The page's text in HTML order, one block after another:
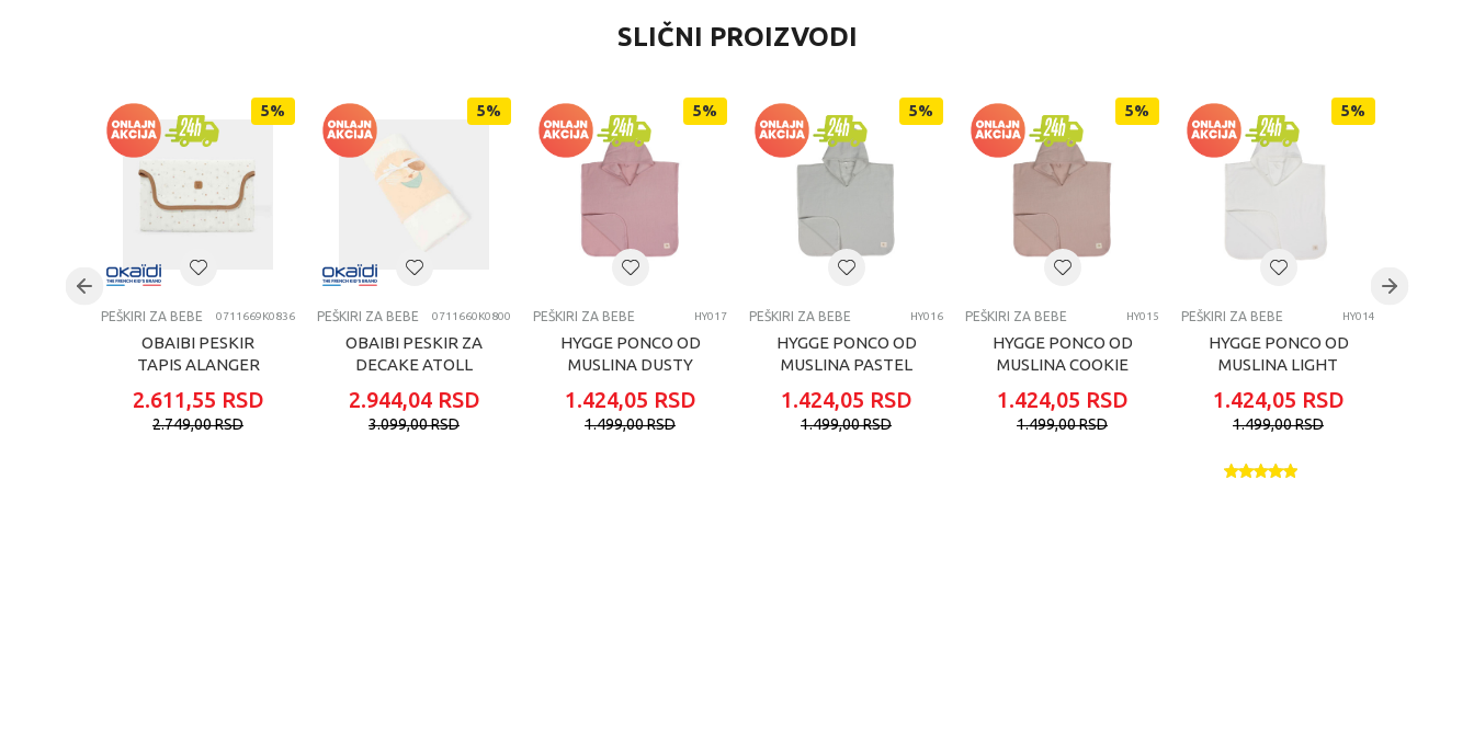
Peškiri za bebe
Brend Kidzz
Uzrast 6+ meseci
Kategorija
SLIČNI PROIZVODI
5%
PEŠKIRI ZA BEBE 0711669K0836
OBAIBI PESKIR
TAPIS ALANGER
2.611,55 RSD
2.749,00RSD
5%
PEŠKIRI ZA BEBE 0711660K0800
OBAIBI PESKIR ZA
DECAKE ATOLL
2.944,04 RSD
3.099,00RSD
5%
PEŠKIRI ZA BEBE HY017
HYGGE PONCO OD
MUSLINA DUSTY
1.424,05 RSD
1.499,00RSD
5%
PEŠKIRI ZA BEBE HY016
HYGGE PONCO OD
MUSLINA PASTEL
1.424,05 RSD
1.499,00RSD
5%
PEŠKIRI ZA BEBE HY015
HYGGE PONCO OD
MUSLINA COOKIE
1.424,05 RSD
1.499,00RSD
5%
PEŠKIRI ZA BEBE HY014
HYGGE PONCO OD
MUSLINA LIGHT
1.424,05 RSD
1.499,00RSD